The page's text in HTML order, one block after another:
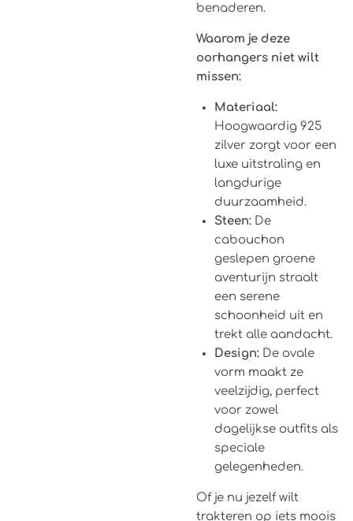
benaderen.
Waarom je deze
oorhangers niet wilt
missen:
Materiaal:
Hoogwaardig 925
zilver zorgt voor een
luxe uitstraling en
langdurige
duurzaamheid.
Steen:De
cabouchon
geslepen groene
aventurijn straalt
een serene
schoonheid uit en
trekt alle aandacht.
Design:De ovale
vorm maakt ze
veelzijdig, perfect
voor zowel
dagelijkse outfits als
speciale
gelegenheden.
Of je nu jezelf wilt
trakteren op iets moois